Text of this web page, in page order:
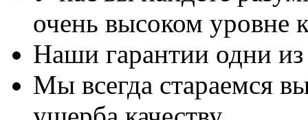
очень высоком уровне
Наши гарантии одни
Мы всегда стараемся